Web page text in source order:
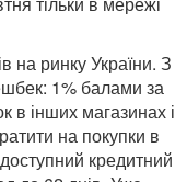
ринку України. З
1% балами за
в інших магазинах і
на покупки в
кредитний